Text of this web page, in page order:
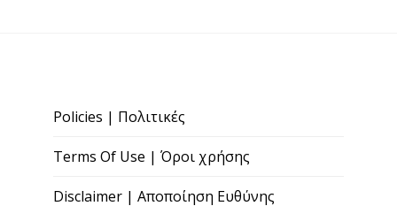
Policies | Πολιτικές
Terms Of Use | Όροι χρήσης
Disclaimer | Αποποίηση Ευθύνης